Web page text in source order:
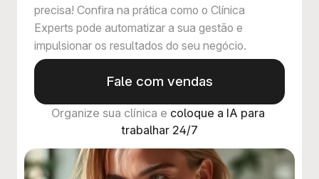
precisa! Confira na prática como o Clínica
Experts pode automatizar a sua gestão e
impulsionar os resultados do seu negócio.
Fale com vendas
Organize sua clínica e coloque a IA para
trabalhar 24/7